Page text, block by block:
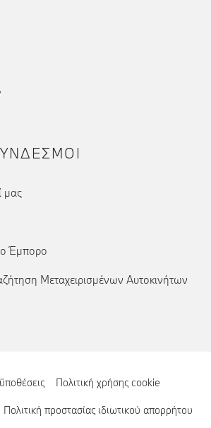
μας
Έμπορο
Μεταχειρισμένων Αυτοκινήτων
Πολιτική χρήσης cookie
Πολιτική προστασίας ιδιωτικού απορρήτου